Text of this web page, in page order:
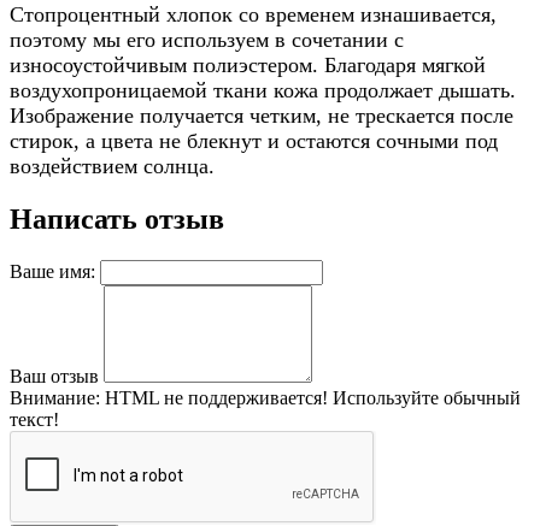
Стопроцентный хлопок со временем изнашивается,
поэтому мы его используем в сочетании с
износоустойчивым полиэстером. Благодаря мягкой
воздухопроницаемой ткани кожа продолжает дышать.
Изображение получается четким, не трескается после
стирок, а цвета не блекнут и остаются сочными под
воздействием солнца.
Написать отзыв
Ваше имя:
Ваш отзыв
Внимание: HTML не поддерживается! Используйте обычный
текст!